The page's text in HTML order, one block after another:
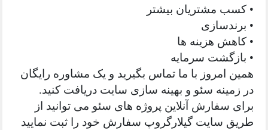
• کسب مشتریان بیشتر
• برندسازی
• کاهش هزینه ها
• بازگشت سرمایه
همین امروز با ما تماس بگیرید و یک مشاوره رایگان
در زمینه سئو و بهینه سازی سایت دریافت کنید.
برای سفارش آنلاین پروژه های سئو می توانید از
طریق سایت گیلارگروپ سفارش خود را ثبت نمایید